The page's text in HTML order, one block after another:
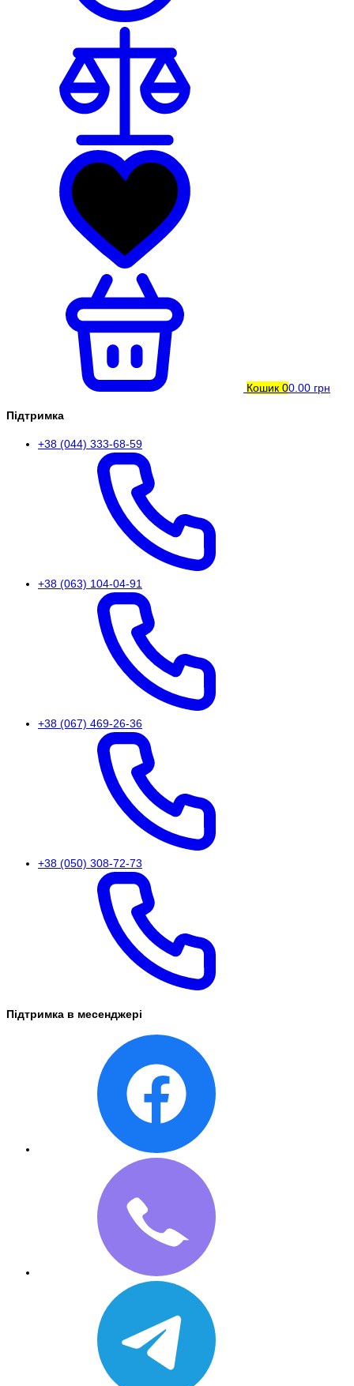
Кошик 00.00 грн
Підтримка
+38 (044) 333-68-59
+38 (063) 104-04-91
+38 (067) 469-26-36
+38 (050) 308-72-73
Підтримка в месенджері